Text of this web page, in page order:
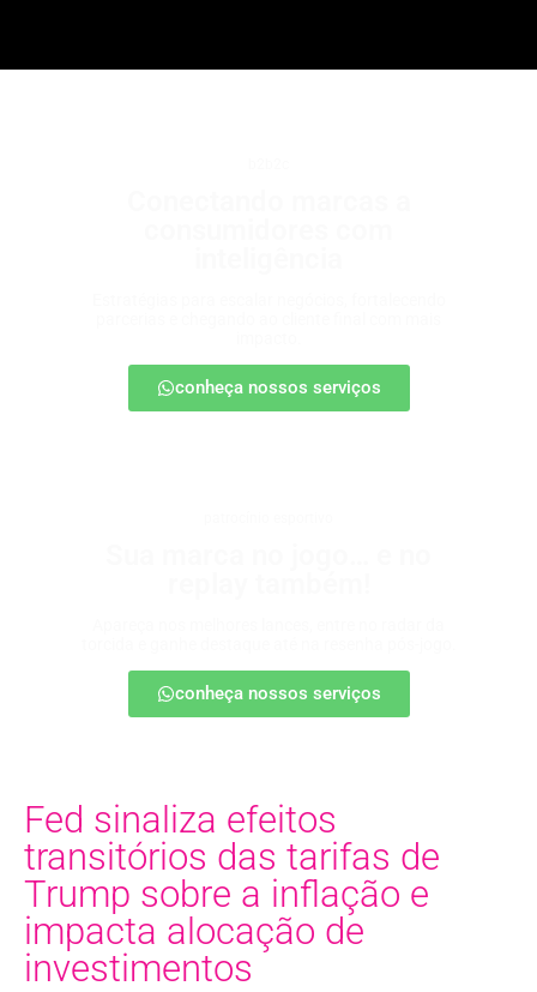
conheça nossos serviços
conheça nossos serviços
Fed sinaliza efeitos
transitórios das tarifas de
Trump sobre a inflação e
impacta alocação de
investimentos